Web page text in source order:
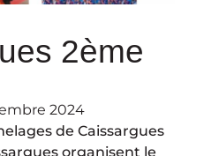
2ème
2024
de Caissargues
organisent le